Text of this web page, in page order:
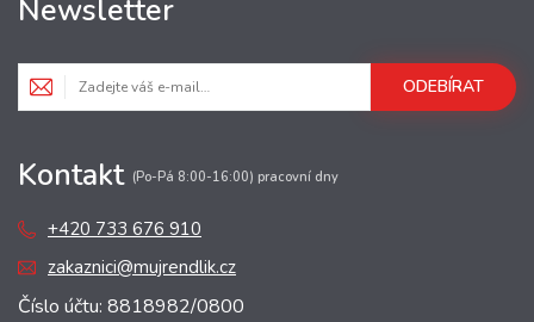
Newsletter
ODEBÍRAT
Kontakt (Po-Pá 8:00-16:00) pracovní dny
+420 733 676 910
zakaznici@mujrendlik.cz
Číslo účtu: 8818982/0800